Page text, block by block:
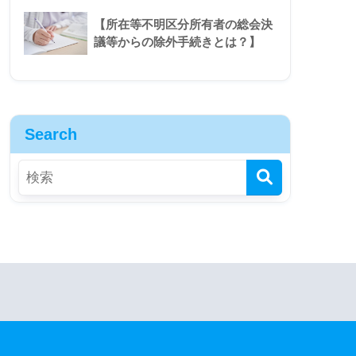
【所在等不明区分所有者の総会決
議等からの除外手続きとは？】
Search